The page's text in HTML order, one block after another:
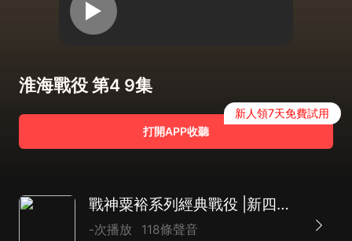
淮海戰役 第4 9集
打開APP收聽
新人領7天免費試用
戰神粟裕系列經典戰役 |新四軍|長征|三大戰役
-次播放 118條聲音